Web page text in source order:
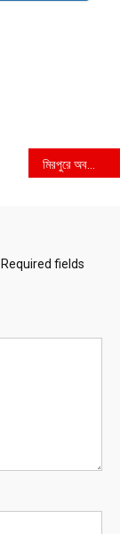
মিরপুরে অবরোধ কাঁচপুরে রণক্ষেত্র
Required fields